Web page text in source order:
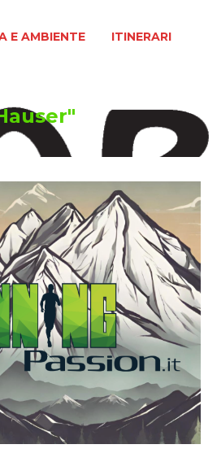
E AMBIENTE ITINERARI